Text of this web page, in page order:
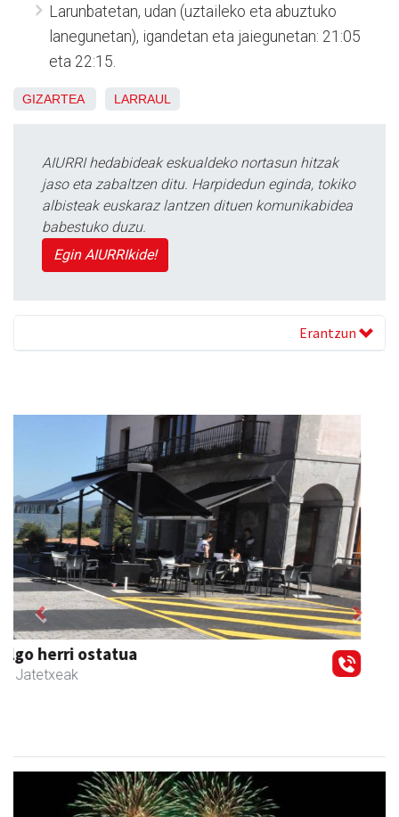
Larunbatetan, udan (uztaileko eta abuztuko
lanegunetan), igandetan eta jaiegunetan: 21:05
eta 22:15.
GIZARTEA LARRAUL
AIURRI hedabideak eskualdeko nortasun hitzak
jaso eta zabaltzen ditu. Harpidedun eginda, tokiko
albisteak euskaraz lantzen dituen komunikabidea
babestuko duzu.
Egin AIURRIkide!
Erantzun
Amonarriz iturgintza S. L.
Larraul - Iturgintza
Previous Next